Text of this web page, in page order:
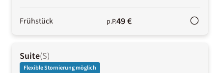
Frühstück p.P.49 €
Suite(S)
Flexible Stornierung möglich